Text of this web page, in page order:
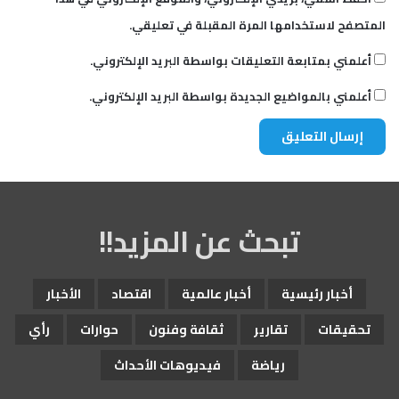
المتصفح لاستخدامها المرة المقبلة في تعليقي.
أعلمني بمتابعة التعليقات بواسطة البريد الإلكتروني.
أعلمني بالمواضيع الجديدة بواسطة البريد الإلكتروني.
تبحث عن المزيد!!
أخبار رئيسية أخبار عالمية اقتصاد
الأخبار
تحقيقات
تقارير ثقافة وفنون حوارات
رأي
رياضة
فيديوهات الأحداث